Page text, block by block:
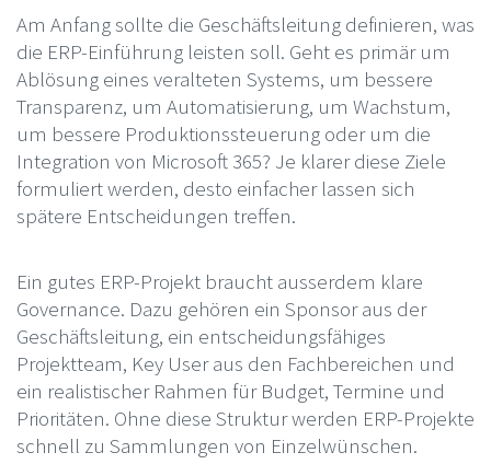
Am Anfang sollte die Geschäftsleitung definieren, was
die ERP-Einführung leisten soll. Geht es primär um
Ablösung eines veralteten Systems, um bessere
Transparenz, um Automatisierung, um Wachstum,
um bessere Produktionssteuerung oder um die
Integration von Microsoft 365? Je klarer diese Ziele
formuliert werden, desto einfacher lassen sich
spätere Entscheidungen treffen.
Ein gutes ERP-Projekt braucht ausserdem klare
Governance. Dazu gehören ein Sponsor aus der
Geschäftsleitung, ein entscheidungsfähiges
Projektteam, Key User aus den Fachbereichen und
ein realistischer Rahmen für Budget, Termine und
Prioritäten. Ohne diese Struktur werden ERP-Projekte
schnell zu Sammlungen von Einzelwünschen.